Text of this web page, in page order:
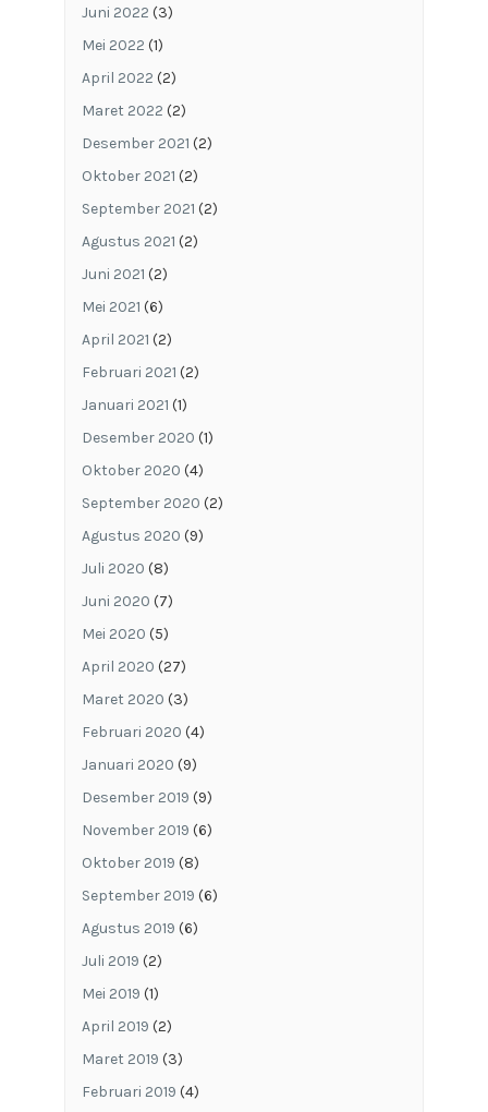
Juni 2022 (3)
Mei 2022 (1)
April 2022 (2)
Maret 2022 (2)
Desember 2021 (2)
Oktober 2021 (2)
September 2021 (2)
Agustus 2021 (2)
Juni 2021 (2)
Mei 2021 (6)
April 2021 (2)
Februari 2021 (2)
Januari 2021 (1)
Desember 2020 (1)
Oktober 2020 (4)
September 2020 (2)
Agustus 2020 (9)
Juli 2020 (8)
Juni 2020 (7)
Mei 2020 (5)
April 2020 (27)
Maret 2020 (3)
Februari 2020 (4)
Januari 2020 (9)
Desember 2019 (9)
November 2019 (6)
Oktober 2019 (8)
September 2019 (6)
Agustus 2019 (6)
Juli 2019 (2)
Mei 2019 (1)
April 2019 (2)
Maret 2019 (3)
Februari 2019 (4)